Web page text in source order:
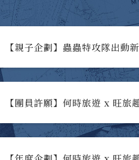
【親子企劃】蟲蟲特攻隊出
【團員許願】何時旅遊 x 旺旅